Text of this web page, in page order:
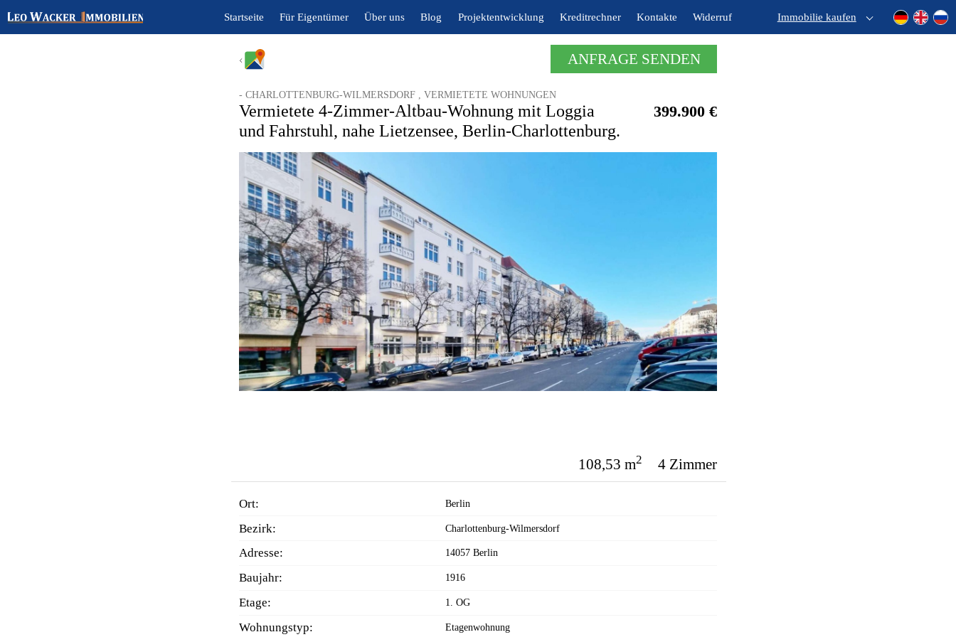
Startseite Für Eigentümer Über uns Blog Projektentwicklung Kreditrechner Kontakte Widerruf Immobilie kaufen
ANFRAGE SENDEN
- CHARLOTTENBURG-WILMERSDORF , VERMIETETE WOHNUNGEN
Vermietete 4-Zimmer-Altbau-Wohnung mit Loggia
und Fahrstuhl, nahe Lietzensee, Berlin-Charlottenburg.
399.900 €
108,53 m2 4 Zimmer
Ort: Berlin
Bezirk: Charlottenburg-Wilmersdorf
Adresse: 14057 Berlin
Baujahr: 1916
Etage: 1. OG
Wohnungstyp: Etagenwohnung